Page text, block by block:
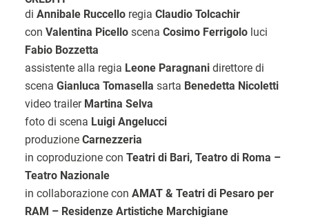
di Annibale Ruccello regia Claudio Tolcachir
con Valentina Picello scena Cosimo Ferrigolo luci
Fabio Bozzetta
assistente alla regia Leone Paragnani direttore di
scena Gianluca Tomasella sarta Benedetta Nicoletti
video trailer Martina Selva
foto di scena Luigi Angelucci
produzione Carnezzeria
in coproduzione con Teatri di Bari, Teatro di Roma –
Teatro Nazionale
in collaborazione con AMAT & Teatri di Pesaro per
RAM – Residenze Artistiche Marchigiane